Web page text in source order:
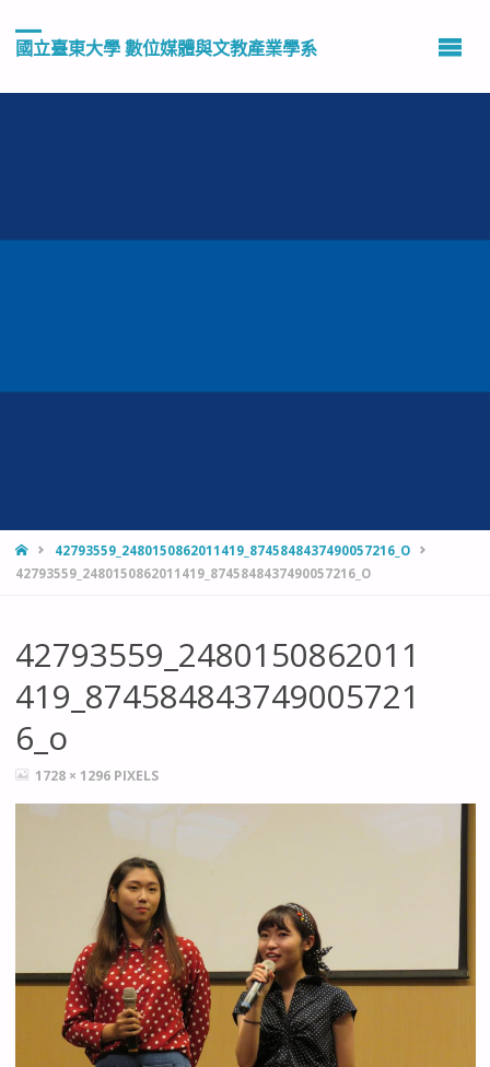
國立臺東大學 數位媒體與文教產業學系
HOME42793559_2480150862011419_8745848437490057216_O
42793559_2480150862011419_8745848437490057216_O
42793559_2480150862011
419_874584843749005721
6_o
FULL1728 × 1296 PIXELS